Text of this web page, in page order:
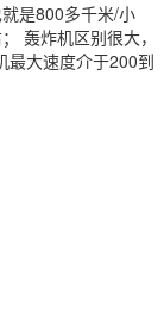
是800多千米/小
轰炸机区别很大，
最大速度介于200到